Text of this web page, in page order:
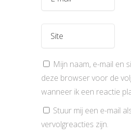
Mijn naam, e-mail en
deze browser voor de
wanneer ik een reactie
Stuur mij een e-mail
vervolgreacties zijn.